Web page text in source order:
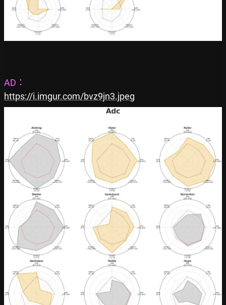
AD：
https://i.imgur.com/bvz9jn3.jpeg